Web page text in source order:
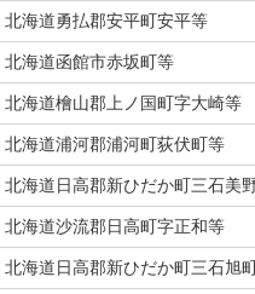
北海道勇払郡安平町安平等
北海道函館市赤坂町等
北海道檜山郡上ノ国町字大崎等
北海道浦河郡浦河町荻伏町等
北海道日高郡新ひだか町三石美
北海道沙流郡日高町字正和等
北海道日高郡新ひだか町三石旭